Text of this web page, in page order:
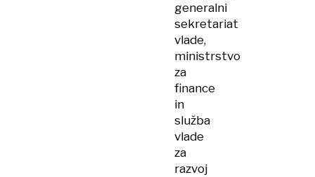
generalni
sekretariat
vlade,
ministrstvo
za
finance
in
služba
vlade
za
razvoj